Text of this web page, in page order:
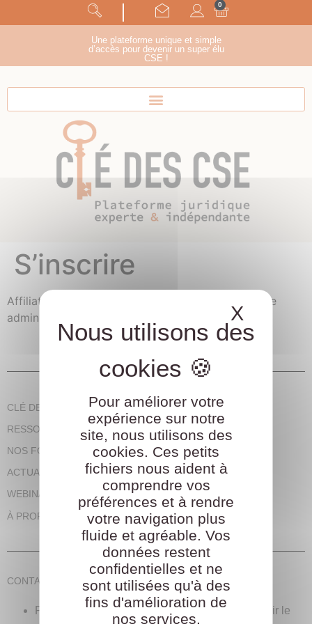
Panneau de gestion des cookies
Pour améliorer votre
expérience sur notre
site, nous utilisons des
cookies. Ces petits
fichiers nous aident à
comprendre vos
préférences et à rendre
votre navigation plus
fluide et agréable. Vos
données restent
confidentielles et ne
sont utilisées qu'à des
fins d'amélioration de
nos services.
X
suivez-nous !
Une plateforme unique et simple
d’accès pour devenir un super élu
CSE !
0
S’inscrire
Affiliate registration is disabled. Please contact the
administrator.
CLÉ DES CSE, EN CLAIR
RESSOURCES DES CSE
NOS FORMATIONS
ACTUALITÉS
WEBINAIRES
À PROPOS
CONTACT
Pour toute demande, nous vous invitons à remplir le